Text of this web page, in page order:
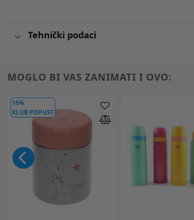
Tehnički podaci
MOGLO BI VAS ZANIMATI I OVO:
15%
KLUB POPUST